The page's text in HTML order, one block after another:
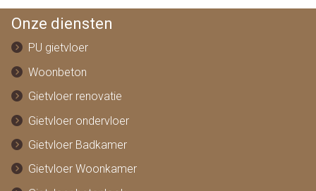
Onze diensten
PU gietvloer
Woonbeton
Gietvloer renovatie
Gietvloer ondervloer
Gietvloer Badkamer
Gietvloer Woonkamer